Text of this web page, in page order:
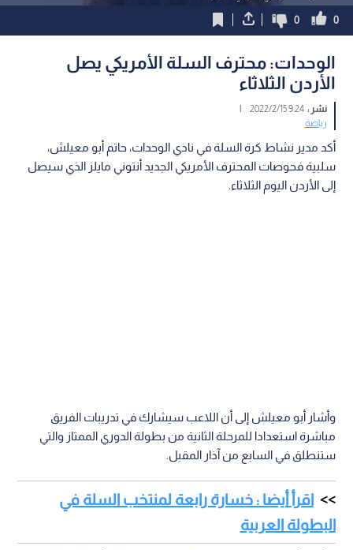
0
0
الوحدات: محترف السلة الأمريكي يصل
الأردن الثلاثاء
نشر :9:24 2022/2/15
|
رياضة
أكد مدير نشاط كرة السلة في نادي الوحدات، حاتم أبو معيلش،
سلبية فحوصات المحترف الأمريكي الجديد أنتوني مايلز الذي سيصل
إلى الأردن اليوم الثلاثاء.
وأشار أبو معيلش إلى أن اللاعب سيشارك في تدريبات الفريق
مباشرة استعدادا للمرحلة الثانية من بطولة الدوري الممتاز والتي
ستنطلق في السابع من آذار المقبل.
اقرأ أيضا : خسارة رابعة لمنتخب السلة في
البطولة العربية